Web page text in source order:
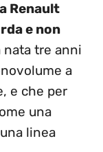
Renault
e non
nata tre anni
a
e che per
una
linea